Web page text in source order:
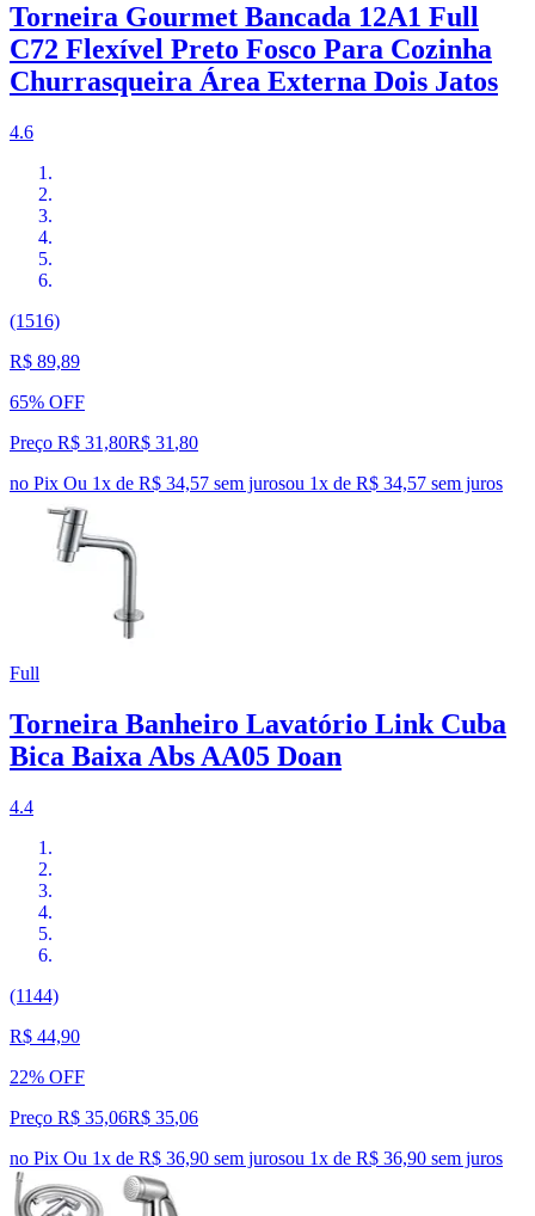
Torneira Gourmet Bancada 12A1 Full
C72 Flexível Preto Fosco Para Cozinha
Churrasqueira Área Externa Dois Jatos
4.6
(1516)
R$ 89,89
65% OFF
Preço R$ 31,80R$ 31 ,80
no Pix Ou 1x de R$ 34,57 sem jurosou 1x de R$ 34,57 sem juros
Full
Torneira Banheiro Lavatório Link Cuba
Bica Baixa Abs AA05 Doan
4.4
(1144)
R$ 44,90
22% OFF
Preço R$ 35,06R$ 35,06
no Pix Ou 1x de R$ 36,90 sem jurosou 1x de R$ 36,90 sem juros